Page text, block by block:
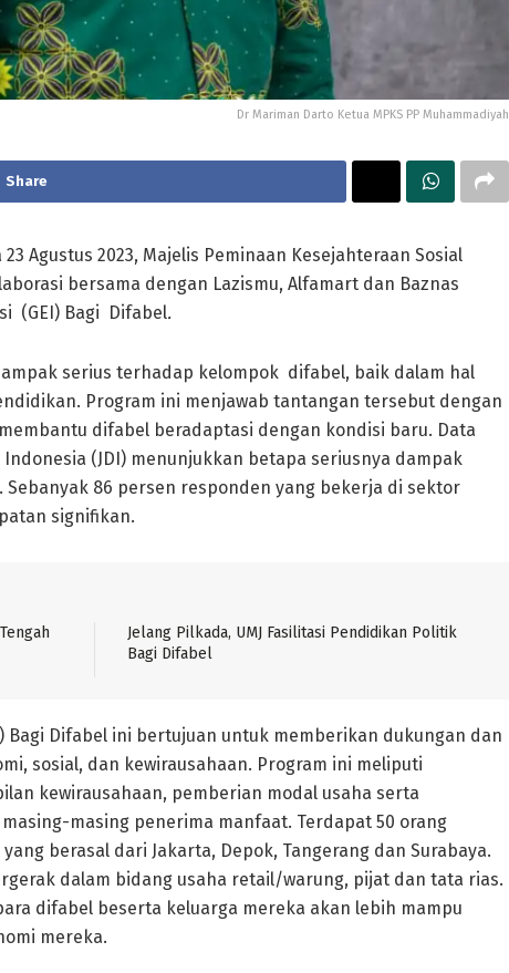
Dr Mariman Darto Ketua MPKS PP Muhammadiyah
Share
23 Agustus 2023, Majelis Peminaan Kesejahteraan Sosial
bersama dengan Lazismu, Alfamart dan Baznas
(GEI) Bagi Difabel.
serius terhadap kelompok difabel, baik dalam hal
Program ini menjawab tantangan tersebut dengan
difabel beradaptasi dengan kondisi baru. Data
(JDI) menunjukkan betapa seriusnya dampak
86 persen responden yang bekerja di sektor
signifikan.
Jelang Pilkada, UMJ Fasilitasi Pendidikan Politik
Bagi Difabel
Bagi Difabel ini bertujuan untuk memberikan dukungan dan
sosial, dan kewirausahaan. Program ini meliputi
kewirausahaan, pemberian modal usaha serta
masing penerima manfaat. Terdapat 50 orang
berasal dari Jakarta, Depok, Tangerang dan Surabaya.
dalam bidang usaha retail/warung, pijat dan tata rias.
difabel beserta keluarga mereka akan lebih mampu
mereka.